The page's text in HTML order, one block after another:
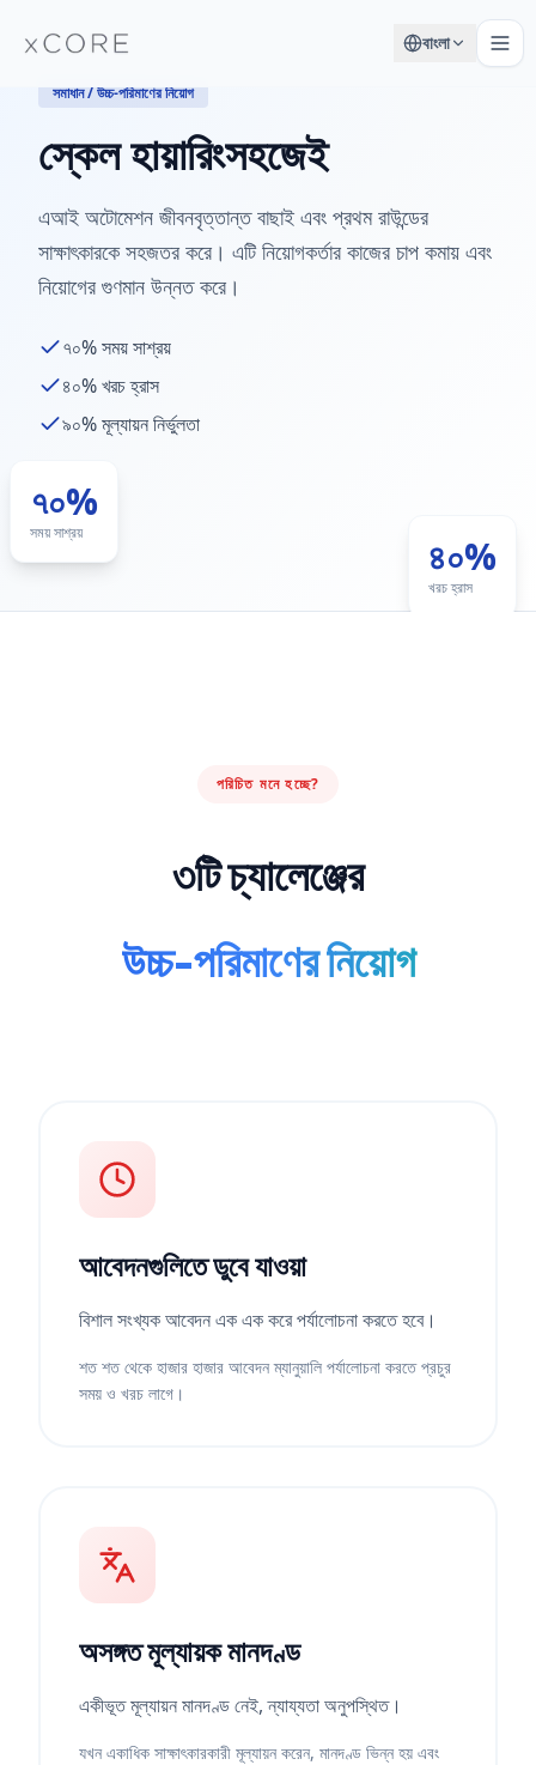
বাংলা
সমাধান / উচ্চ-পরিমাণের নিয়োগ
স্কেল হায়ারিংসহজেই
এআই অটোমেশন জীবনবৃত্তান্ত বাছাই এবং প্রথম রাউন্ডের
সাক্ষাৎকারকে সহজতর করে। এটি নিয়োগকর্তার কাজের চাপ কমায় এবং
নিয়োগের গুণমান উন্নত করে।
৭০%সময় সাশ্রয়
৪০%খরচ হ্রাস
৯০%মূল্যায়ন নির্ভুলতা
৭০%
সময় সাশ্রয় ৪০%
খরচ হ্রাস
পরিচিত মনে হচ্ছে?
৩টি চ্যালেঞ্জের
উচ্চ-পরিমাণের নিয়োগ
আবেদনগুলিতে ডুবে যাওয়া
বিশাল সংখ্যক আবেদন এক এক করে পর্যালোচনা করতে হবে।
শত শত থেকে হাজার হাজার আবেদন ম্যানুয়ালি পর্যালোচনা করতে প্রচুর
সময় ও খরচ লাগে।
অসঙ্গত মূল্যায়ক মানদণ্ড
একীভূত মূল্যায়ন মানদণ্ড নেই, ন্যায্যতা অনুপস্থিত।
যখন একাধিক সাক্ষাৎকারকারী মূল্যায়ন করেন, মানদণ্ড ভিন্ন হয় এবং